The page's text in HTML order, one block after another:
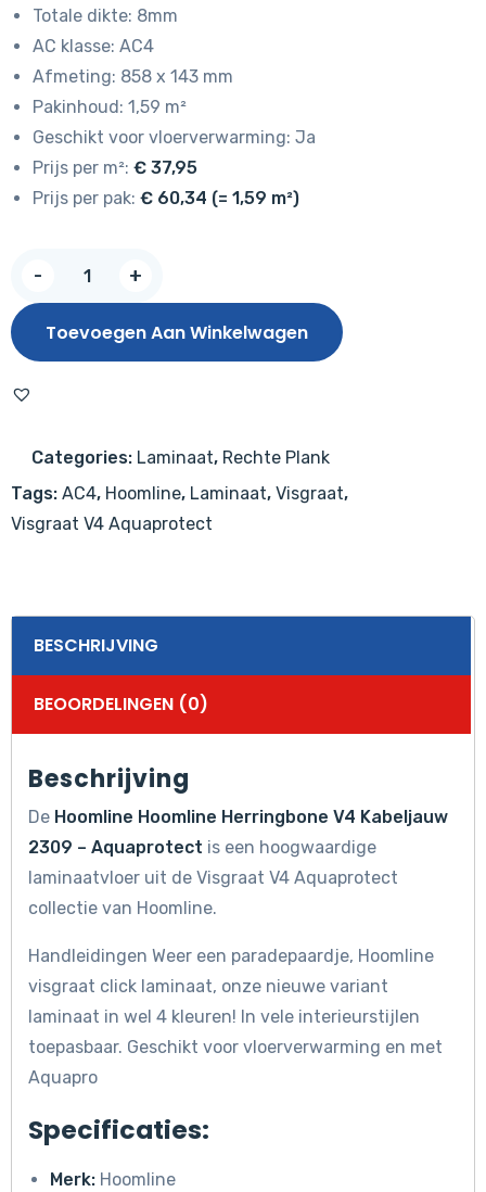
Totale dikte: 8mm
AC klasse: AC4
Afmeting: 858 x 143 mm
Pakinhoud: 1,59 m²
Geschikt voor vloerverwarming: Ja
Prijs per m²: € 37,95
Prijs per pak: € 60,34 (= 1,59 m²)
-
V4
Kabeljauw
2309
+
Toevoegen Aan Winkelwagen
Categories: Laminaat, Rechte Plank
Tags: AC4, Hoomline, Laminaat, Visgraat,
Visgraat V4 Aquaprotect
BESCHRIJVING
BEOORDELINGEN (0)
Beschrijving
De Hoomline Hoomline Herringbone V4 Kabeljauw
2309 – Aquaprotect is een hoogwaardige
laminaatvloer uit de Visgraat V4 Aquaprotect
collectie van Hoomline.
Handleidingen Weer een paradepaardje, Hoomline
visgraat click laminaat, onze nieuwe variant
laminaat in wel 4 kleuren! In vele interieurstijlen
toepasbaar. Geschikt voor vloerverwarming en met
Aquapro
Specificaties:
Merk: Hoomline